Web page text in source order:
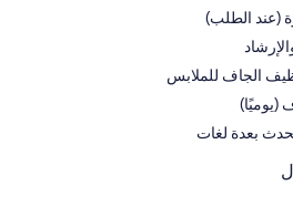
(عند الطلب)
الجاف للملابس
(يوميًا)
بعدة لغات